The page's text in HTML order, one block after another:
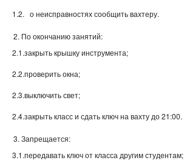
1.2. о неисправностях сообщить вахтеру.
По окончанию занятий:
2.1.закрыть крышку инструмента;
2.2.проверить окна;
2.3.выключить свет;
2.4.закрыть класс и сдать ключ на вахту до 21:00.
Запрещается:
3.1.передавать ключ от класса другим студентам;